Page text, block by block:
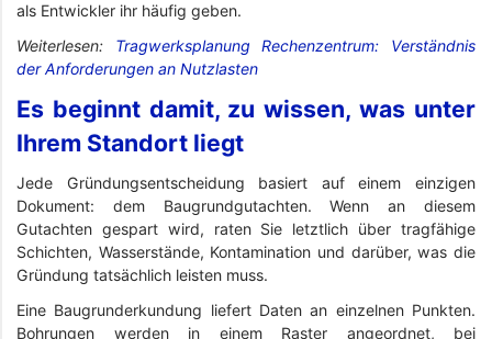
als Entwickler ihr häufig geben.
Weiterlesen: Tragwerksplanung Rechenzentrum: Verständnis
der Anforderungen an Nutzlasten
Es beginnt damit, zu wissen, was unter
Ihrem Standort liegt
Jede Gründungsentscheidung basiert auf einem einzigen
Dokument: dem Baugrundgutachten. Wenn an diesem
Gutachten gespart wird, raten Sie letztlich über tragfähige
Schichten, Wasserstände, Kontamination und darüber, was die
Gründung tatsächlich leisten muss.
Eine Baugrunderkundung liefert Daten an einzelnen Punkten.
Bohrungen werden in einem Raster angeordnet, bei